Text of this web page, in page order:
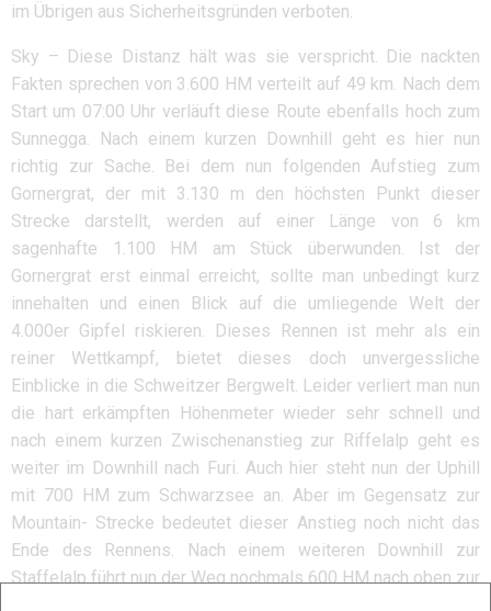
im Übrigen aus Sicherheitsgründen verboten.
Sky – Diese Distanz hält was sie verspricht. Die nackten
Fakten sprechen von 3.600 HM verteilt auf 49 km. Nach dem
Start um 07:00 Uhr verläuft diese Route ebenfalls hoch zum
Sunnegga. Nach einem kurzen Downhill geht es hier nun
richtig zur Sache. Bei dem nun folgenden Aufstieg zum
Gornergrat, der mit 3.130 m den höchsten Punkt dieser
Strecke darstellt, werden auf einer Länge von 6 km
sagenhafte 1.100 HM am Stück überwunden. Ist der
Gornergrat erst einmal erreicht, sollte man unbedingt kurz
innehalten und einen Blick auf die umliegende Welt der
4.000er Gipfel riskieren. Dieses Rennen ist mehr als ein
reiner Wettkampf, bietet dieses doch unvergessliche
Einblicke in die Schweitzer Bergwelt. Leider verliert man nun
die hart erkämpften Höhenmeter wieder sehr schnell und
nach einem kurzen Zwischenanstieg zur Riffelalp geht es
weiter im Downhill nach Furi. Auch hier steht nun der Uphill
mit 700 HM zum Schwarzsee an. Aber im Gegensatz zur
Mountain- Strecke bedeutet dieser Anstieg noch nicht das
Ende des Rennens. Nach einem weiteren Downhill zur
Staffelalp führt nun der Weg nochmals 600 HM nach oben zur